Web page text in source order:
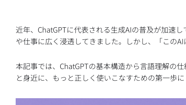
近年、ChatGPTに代表される生成AIの普及が加速
や仕事に広く浸透してきました。しかし、「この
本記事では、ChatGPTの基本構造から言語理解の
と身近に、もっと正しく使いこなすための第一歩に